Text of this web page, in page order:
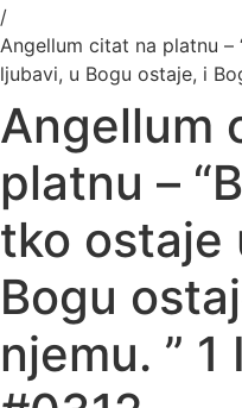
/
Angellum citat na platnu
ljubavi, u Bogu ostaje, i
Angellum
platnu –
tko ostaje
Bogu
njemu. ” 1